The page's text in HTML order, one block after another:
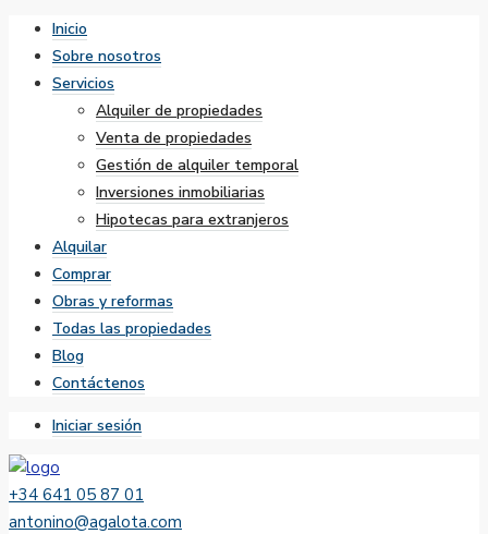
Inicio
Sobre nosotros
Servicios
Alquiler de propiedades
Venta de propiedades
Gestión de alquiler temporal
Inversiones inmobiliarias
Hipotecas para extranjeros
Alquilar
Comprar
Obras y reformas
Todas las propiedades
Blog
Contáctenos
Iniciar sesión
+34 641 05 87 01
antonino@agalota.com